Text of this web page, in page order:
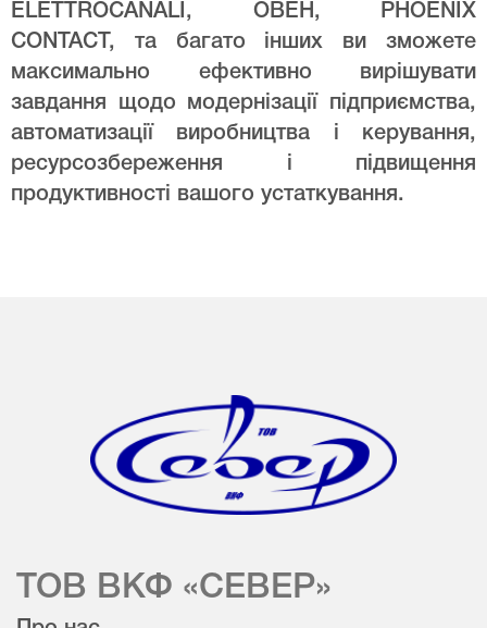
ELETTROCANALI, ОВЕН, PHOENIX
CONTACT, та багато інших ви зможете
максимально ефективно вирішувати
завдання щодо модернізації підприємства,
автоматизації виробництва і керування,
ресурсозбереження і підвищення
продуктивності вашого устаткування.
ТОВ ВКФ «СЕВЕР»